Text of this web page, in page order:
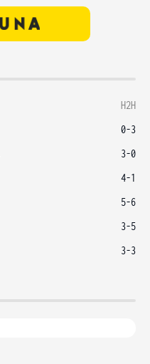
H2H
0-3
3-0
4-1
5-6
3-5
3-3